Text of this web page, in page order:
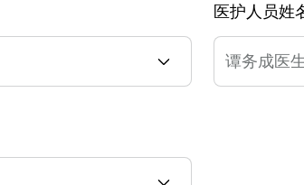
医护人员姓